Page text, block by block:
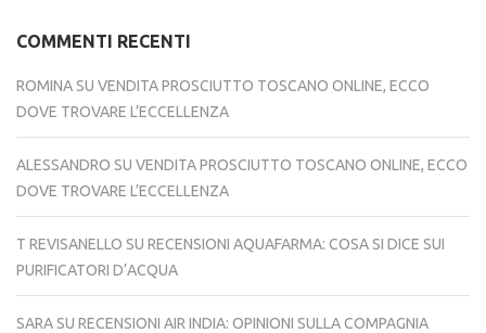
COMMENTI RECENTI
ROMINA SU VENDITA PROSCIUTTO TOSCANO ONLINE, ECCO
DOVE TROVARE L’ECCELLENZA
ALESSANDRO SU VENDITA PROSCIUTTO TOSCANO ONLINE, ECCO
DOVE TROVARE L’ECCELLENZA
T REVISANELLO SU RECENSIONI AQUAFARMA: COSA SI DICE SUI
PURIFICATORI D’ACQUA
SARA SU RECENSIONI AIR INDIA: OPINIONI SULLA COMPAGNIA